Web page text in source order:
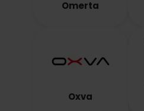
Omerta
Oxva